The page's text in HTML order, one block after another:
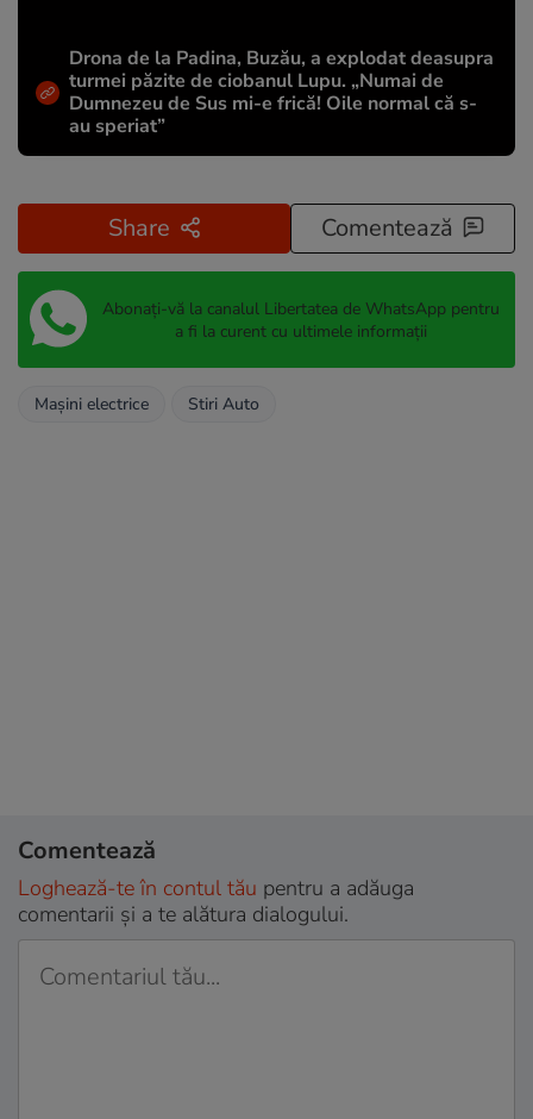
Drona de la Padina, Buzău, a explodat deasupra
turmei păzite de ciobanul Lupu. „Numai de
Dumnezeu de Sus mi-e frică! Oile normal că s-
au speriat”
Share Comentează
Abonați-vă la canalul Libertatea de WhatsApp pentru
a fi la curent cu ultimele informații
Mașini electrice Stiri Auto
Comentează
Loghează-te în contul tău pentru a adăuga
comentarii și a te alătura dialogului.